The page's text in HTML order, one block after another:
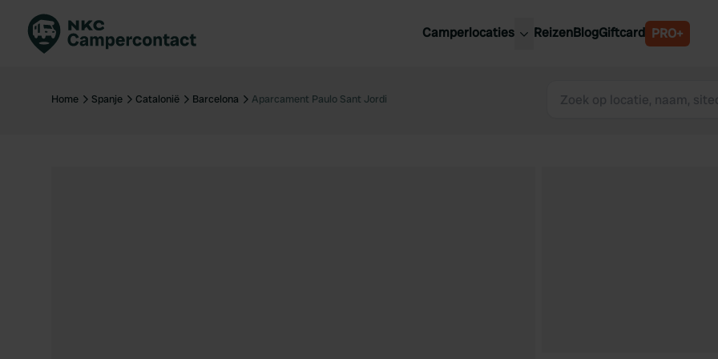
Camperlocaties
Nederland
Nederland
Luxemburg
ReizenBlogGiftcard PRO+
Home Spanje Catalonië Barcelona Aparcament Paulo Sant Jordi